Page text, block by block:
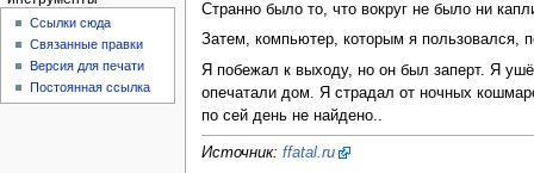
Странно было то, что вокруг не было ни
Затем, компьютер, которым я
Я побежал к выходу, но он был заперт. Я
опечатали дом. Я страдал от ночных
по сей день не найдено..
Источник: ffatal.ru
Ссылки сюда
Связанные правки
Версия для печати
Постоянная ссылка